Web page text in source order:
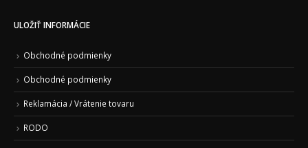
ULOŽIŤ INFORMÁCIE
Obchodné podmienky
Obchodné podmienky
Reklamácia / Vrátenie tovaru
RODO